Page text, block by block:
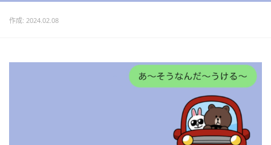
作成: 2024.02.08